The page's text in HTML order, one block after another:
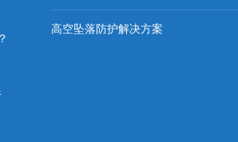
高空坠落防护解决方案